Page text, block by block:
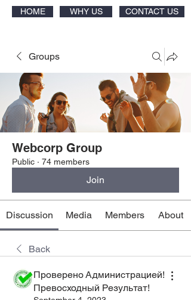
HOME WHY US CONTACT US
Groups
Webcorp Group
Public · 74 members
Join
Discussion Media Members About
Back
Проверено Администрацией!
Превосходный Результат!